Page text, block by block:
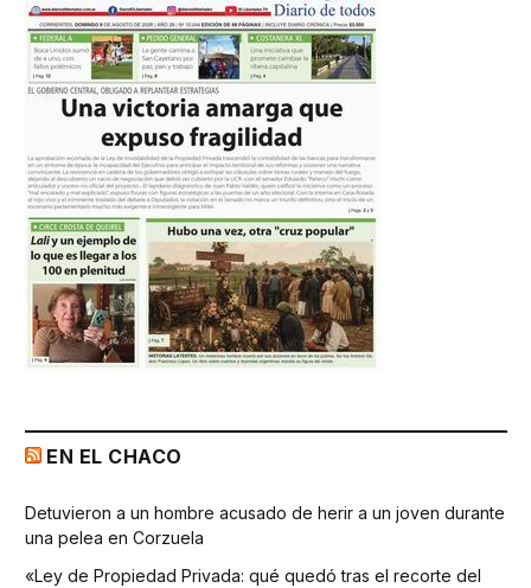
EN EL CHACO
Detuvieron a un hombre acusado de herir a un joven durante
una pelea en Corzuela
«Ley de Propiedad Privada: qué quedó tras el recorte del